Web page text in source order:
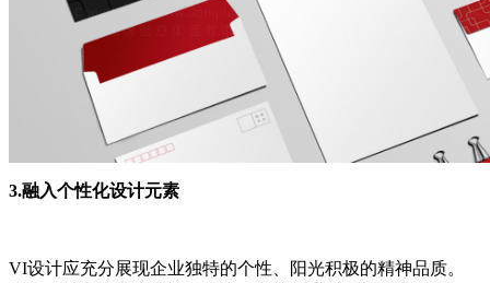
3.融入个性化设计元素
VI设计应充分展现企业独特的个性、阳光积极的精神品质。